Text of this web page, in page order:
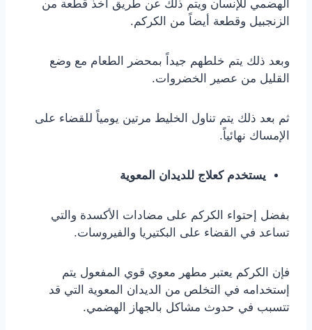
الهضمي للإنسان ويتم ذلك عن طريق أخذ قطعة من
الزنجبيل وقطعة أيضاً من الكركم.
وبعد ذلك يتم خلطهم جيداً بمحضر الطعام مع وضع
القليل من عصير الخضروات.
ثم بعد ذلك يتم تناول الخليط مرتين يومياً للقضاء على
الإمساك نهائياً.
يستخدم كعلاج للديدان المعوية
بفضل إحتواء الكركم على مضادات الأكسدة والتي
تساعد في القضاء على البكتيريا والفيروسات.
فإن الكركم يعتبر مطهر معوي قوي المفعول يتم
إستخدامه في التخلص من الديدان المعوية التي قد
تتسبب في حدوث مشاكل بالجهاز الهضمي.